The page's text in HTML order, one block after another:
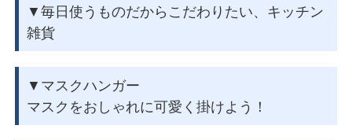
▼毎日使うものだからこだわりたい、キッチン
雑貨
▼マスクハンガー
マスクをおしゃれに可愛く掛けよう！